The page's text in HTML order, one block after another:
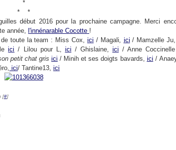
*
* *
début 2016 pour la prochaine campagne. Merci
année, l'innénarable Cocotte !
toute la team : Miss Cox, ici / Magali, ici / Mamzelle
ici / Lilou pour L, ici / Ghislaine, ici / Anne
petit chat gris ici / Minih et ses doigts bavards, ici /
ici/ Tantine13, ici
[#]